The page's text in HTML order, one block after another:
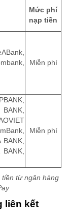
Mức phí
nạp tiền
Miễn phí
Miễn phí
từ ngân hàng
liên kết